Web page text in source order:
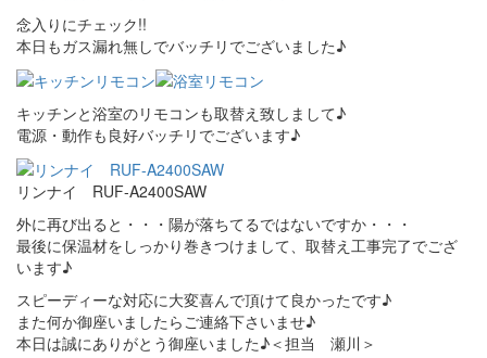
念入りにチェック!!
本日もガス漏れ無しでバッチリでございました♪
キッチンと浴室のリモコンも取替え致しまして♪
電源・動作も良好バッチリでございます♪
リンナイ RUF-A2400SAW
外に再び出ると・・・陽が落ちてるではないですか・・・
最後に保温材をしっかり巻きつけまして、取替え工事完了でござ
います♪
スピーディーな対応に大変喜んで頂けて良かったです♪
また何か御座いましたらご連絡下さいませ♪
本日は誠にありがとう御座いました♪＜担当 瀬川＞